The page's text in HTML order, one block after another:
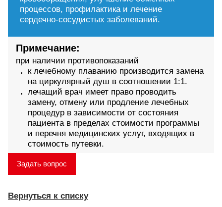
процессов, профилактика и лечение
сердечно-сосудистых заболеваний.
Примечание:
при наличии противопоказаний
к лечебному плаванию производится замена
на циркулярный душ в соотношении 1:1.
лечащий врач имеет право проводить
замену, отмену или продление лечебных
процедур в зависимости от состояния
пациента в пределах стоимости программы
и перечня медицинских услуг, входящих в
стоимость путевки.
Задать вопрос
Вернуться к списку